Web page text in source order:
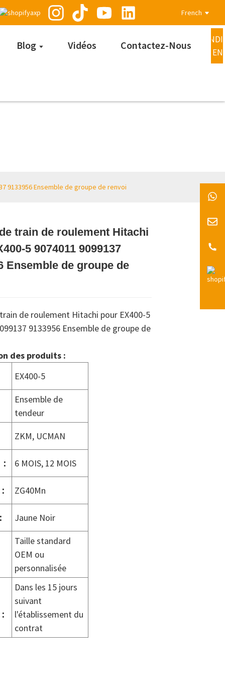
French
Blog Vidéos Contactez-Nous
9133956 Ensemble de groupe de renvoi
Loading...
Loading...
train de roulement Hitachi
5 9074011 9099137
Ensemble de groupe de
de roulement Hitachi pour EX400-5
9133956 Ensemble de groupe de
des produits :
EX400-5
Ensemble de
tendeur
ZKM, UCMAN
： 6 MOIS, 12 MOIS
ZG40Mn
Jaune Noir
Taille standard
OEM ou
personnalisée
Dans les 15 jours
suivant
l'établissement du
contrat